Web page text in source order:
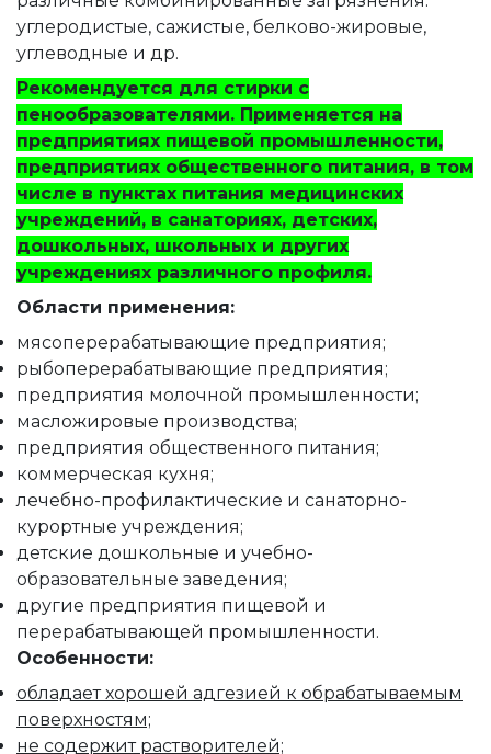
углеродистые, сажистые, белково-жировые,
углеводные и др.
Рекомендуется для стирки с
пенообразователями. Применяется на
предприятиях пищевой промышленности,
предприятиях общественного питания, в том
числе в пунктах питания медицинских
учреждений, в санаториях, детских,
дошкольных, школьных и других
учреждениях различного профиля.
Области применения:
мясоперерабатывающие предприятия;
рыбоперерабатывающие предприятия;
предприятия молочной промышленности;
масложировые производства;
предприятия общественного питания;
коммерческая кухня;
лечебно-профилактические и санаторно-
курортные учреждения;
детские дошкольные и учебно-
образовательные заведения;
другие предприятия пищевой и
перерабатывающей промышленности.
Особенности:
обладает хорошей адгезией к обрабатываемым
поверхностям;
не содержит растворителей;